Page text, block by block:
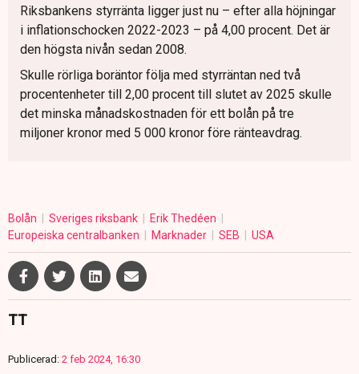
Riksbankens styrränta ligger just nu – efter alla höjningar
i inflationschocken 2022-2023 – på 4,00 procent. Det är
den högsta nivån sedan 2008.
Skulle rörliga boräntor följa med styrräntan ned två
procentenheter till 2,00 procent till slutet av 2025 skulle
det minska månadskostnaden för ett bolån på tre
miljoner kronor med 5 000 kronor före ränteavdrag.
Bolån Sveriges riksbank
Erik Thedéen
Europeiska centralbanken
Marknader SEB USA
TT
Publicerad: 2 feb 2024, 16:30